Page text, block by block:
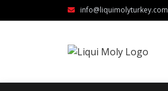
info@liquimolyturkey.com